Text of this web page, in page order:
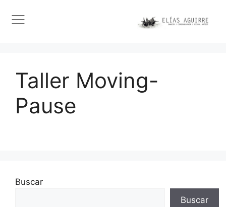
Taller Moving-
Pause
Buscar
Buscar